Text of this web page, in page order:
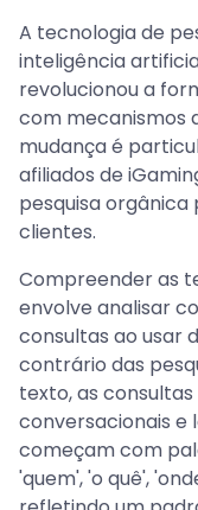
A tecnologia de
inteligência
revolucionou a
com mecanismos
mudança é
afiliados de
pesquisa orgânica
clientes.
Compreender as
envolve analisar
consultas ao usar
contrário das
texto, as
conversacionais e
começam com
'quem', 'o quê',